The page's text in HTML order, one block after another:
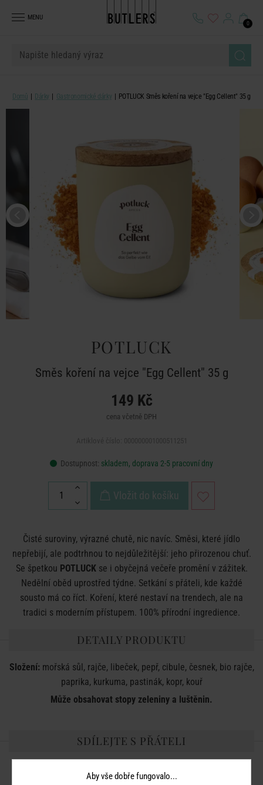
MENU
0
Domů Dárky Gastronomické dárky POTLUCK Směs koření na vejce "Egg Cellent" 35 g
POTLUCK
Směs koření na vejce "Egg Cellent" 35 g
149 Kč
cena včetně DPH
Dostupnost: skladem, doprava 2-5 pracovní dny
Vložit do košíku
Čisté suroviny, výrazné chutě, nic navíc. Směsi, které jídlo
nepřebijí, ale podtrhnou to nejdůležitější: jeho přirozenou chuť.
Se špetkou POTLUCK se i obyčejná večeře promění v zážitek.
Nedělní oběd uprostřed týdne. Setkání s přáteli, kde každé
sousto má co říct. Koření, které nestaví na trendech, ale na
tradici s moderním přístupem. 100% přírodní ingredience.
DETAILY PRODUKTU
Složení:mořská sůl, rajče, libeček, pepř, cibule, česnek, bio rajče,
paprika, kurkuma, pastinák, kopr, kouř
Může obsahovat stopy zeleniny a luštěnin.
SDÍLEJTE S PŘÁTELI
Aby vše dobře fungovalo...